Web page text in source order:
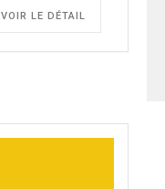
VOIR LE DÉTAIL